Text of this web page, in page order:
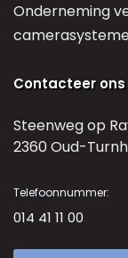
Onderneming
Contacteer ons
Steenweg op
2360 Oud-
Telefoonnummer:
014 41 11 00